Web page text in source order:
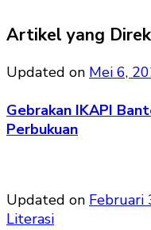
Artikel yang
Updated on Mei 6,
Gebrakan IKAPI
Perbukuan
Updated on Februari
Literasi